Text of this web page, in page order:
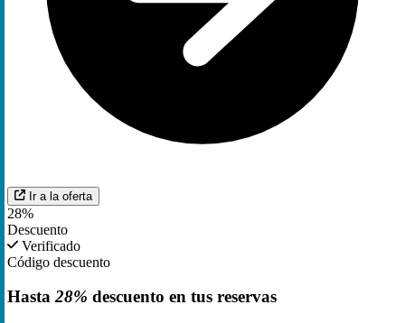
Ir a la oferta
28%
Descuento
Verificado
Código descuento
Hasta28% descuento en tus reservas